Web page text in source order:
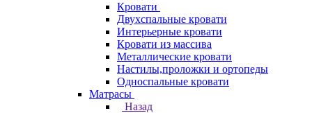
Кровати
Двухспальные кровати
Интерьерные кровати
Кровати из массива
Металлические кровати
Настилы,проложки и ортопеды
Односпальные кровати
Матрасы
Назад